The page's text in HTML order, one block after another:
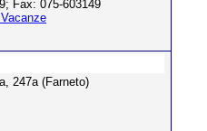
Fax: 075-603149
247a (Farneto)